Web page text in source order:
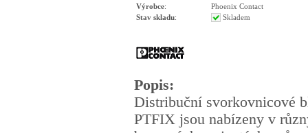
Výrobce:
Phoenix Contact
Stav skladu: Skladem
Popis:
Distribuční svorkovnicové
PTFIX jsou nabízeny v